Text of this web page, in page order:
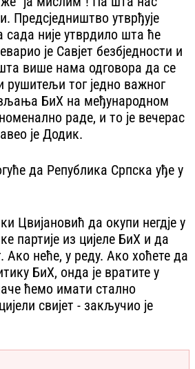
Предсједништво утврђује
сада није утврдило шта ће
је Савјет безбједности и
више нама одговора да се
рушитељи тог једно важног
БиХ на међународном
раде, и то је вечерас
је Додик.
да Република Српска уђе у
Цвијановић да окупи негдје у
партије из цијеле БиХ и да
Ако неће, у реду. Ако хоћете да
БиХ, онда је вратите у
ћемо имати стално
свијет - закључио је